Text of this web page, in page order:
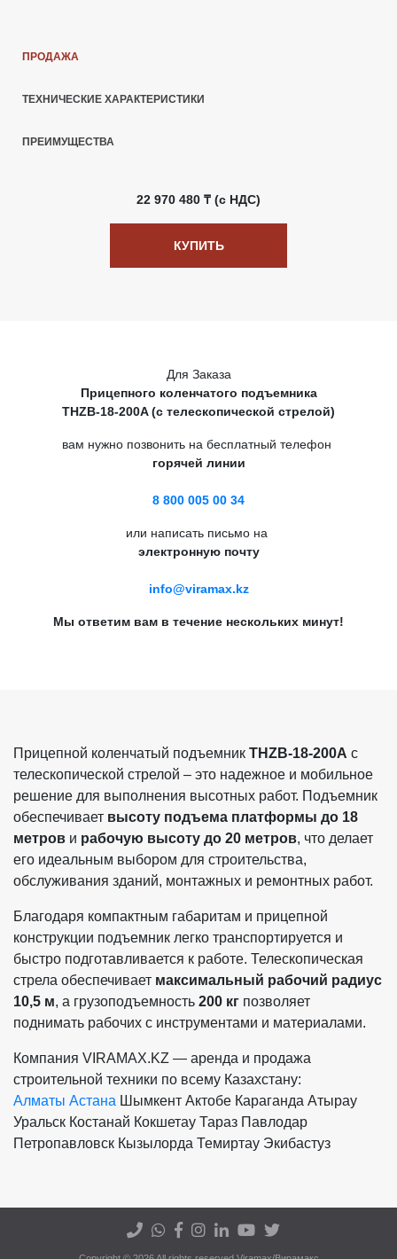
ПРОДАЖА
ТЕХНИЧЕСКИЕ ХАРАКТЕРИСТИКИ
ПРЕИМУЩЕСТВА
22 970 480 ₸ (с НДС)
КУПИТЬ
Для Заказа
Прицепного коленчатого подъемника
THZB-18-200A (с телескопической стрелой)
вам нужно позвонить на бесплатный телефон
горячей линии
8 800 005 00 34
или написать письмо на
электронную почту
info@viramax.kz
Мы ответим вам в течение нескольких минут!
Прицепной коленчатый подъемник THZB-18-200A с
телескопической стрелой – это надежное и мобильное
решение для выполнения высотных работ. Подъемник
обеспечивает высоту подъема платформы до 18
метров и рабочую высоту до 20 метров, что делает
его идеальным выбором для строительства,
обслуживания зданий, монтажных и ремонтных работ.
Благодаря компактным габаритам и прицепной
конструкции подъемник легко транспортируется и
быстро подготавливается к работе. Телескопическая
стрела обеспечивает максимальный рабочий радиус
10,5 м, а грузоподъемность 200 кг позволяет
поднимать рабочих с инструментами и материалами.
Компания VIRAMAX.KZ — аренда и продажа
строительной техники по всему Казахстану:
Алматы Астана Шымкент Актобе Караганда Атырау
Уральск Костанай Кокшетау Тараз Павлодар
Петропавловск Кызылорда Темиртау Экибастуз